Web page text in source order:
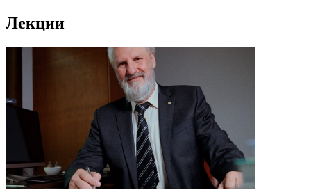
Лекции